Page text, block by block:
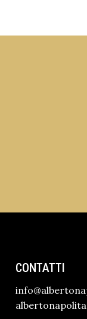
CONTATTI